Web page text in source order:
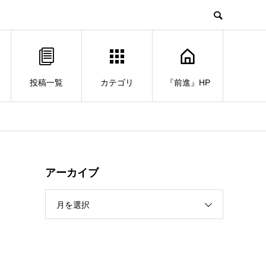
投稿一覧 カテゴリ 『前進』HP
アーカイブ
月を選択